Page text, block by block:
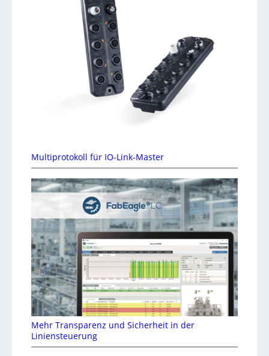
Multiprotokoll für IO-Link-Master
Mehr Transparenz und Sicherheit in der
Liniensteuerung